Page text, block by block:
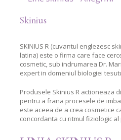
Skinius
SKINIUS R (cuvantul englezesc
latina) este o firma care face
cosmetic, sub indrumarea Dr.
expert in domeniul biologiei
Produsele Skinius R actioneaza
pentru a frana procesele de
este aceea de a crea cosmetice
concordanta cu ritmul fiziologic al